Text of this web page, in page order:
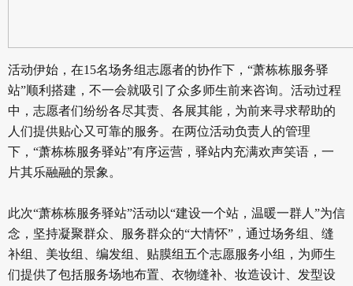
活动伊始，在15名场务组志愿者的协作下，“萧栋栋服务驿
站”顺利搭建，不一会就吸引了众多师生前来咨询。活动过程
中，志愿者们纷纷各尽其责、各展其能，为前来寻求帮助的
人们提供贴心又可靠的服务。在两位活动负责人的管理
下，“萧栋栋服务驿站”有序运营，驿站内充满欢声笑语，一
片其乐融融的景象。
此次“萧栋栋服务驿站”活动以“建设一个站，温暖一群人”为信
念，坚持凝聚群众、服务群众的“大情怀”，通过场务组、缝
补组、美妆组、编发组、贴膜组五个志愿服务小组，为师生
们提供了包括服务场地布置、衣物缝补、妆造设计、发型设